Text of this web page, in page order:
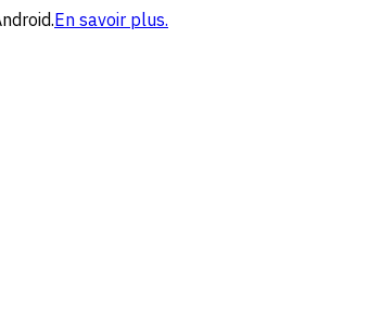
En savoir plus.